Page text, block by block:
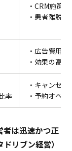
・CRM施策
・患者離脱
・広告費用の
・効果の高
率
・キャンセ
・予約オペ
者は迅速かつ正
リブン経営）